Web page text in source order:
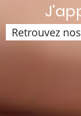
Retrouvez